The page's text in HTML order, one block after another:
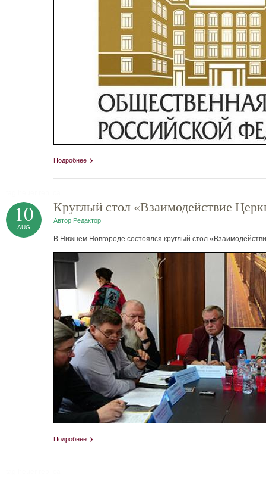
Подробнее
Круглый стол «Взаимодействие
Автор Редактор
10
AUG
В Нижнем Новгороде состоялся круглый стол
Подробнее